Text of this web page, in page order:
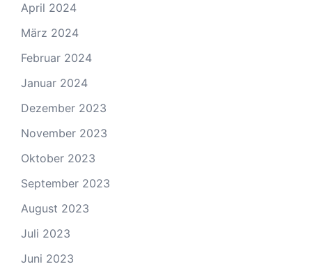
April 2024
März 2024
Februar 2024
Januar 2024
Dezember 2023
November 2023
Oktober 2023
September 2023
August 2023
Juli 2023
Juni 2023